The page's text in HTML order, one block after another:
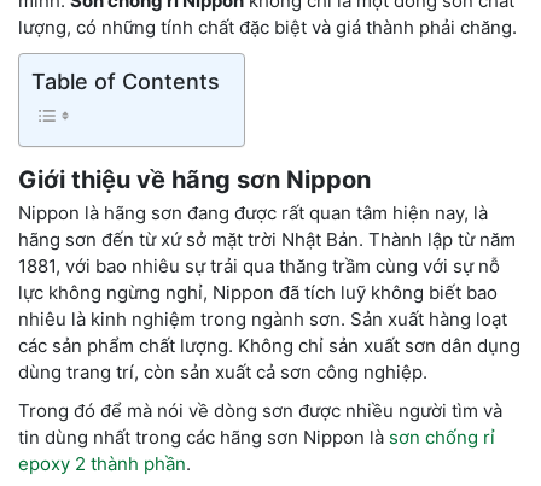
lượng, có những tính chất đặc biệt và giá thành phải chăng.
Table of Contents
Giới thiệu về hãng sơn Nippon
Nippon là hãng sơn đang được rất quan tâm hiện nay, là
hãng sơn đến từ xứ sở mặt trời Nhật Bản. Thành lập từ năm
1881, với bao nhiêu sự trải qua thăng trầm cùng với sự nỗ
lực không ngừng nghỉ, Nippon đã tích luỹ không biết bao
nhiêu là kinh nghiệm trong ngành sơn. Sản xuất hàng loạt
các sản phẩm chất lượng. Không chỉ sản xuất sơn dân dụng
dùng trang trí, còn sản xuất cả sơn công nghiệp.
Trong đó để mà nói về dòng sơn được nhiều người tìm và
tin dùng nhất trong các hãng sơn Nippon là sơn chống rỉ
epoxy 2 thành phần.